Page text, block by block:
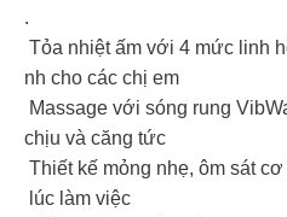
.
Tỏa nhiệt ấm với 4 mức linh
nh cho các chị em
Massage với sóng rung
chịu và căng tức
Thiết kế mỏng nhẹ, ôm sát
lúc làm việc